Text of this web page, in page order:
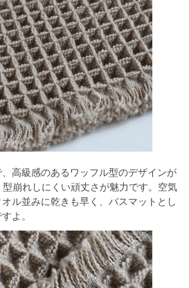
高級感のあるワッフル型のデザインが
崩れしにくい頑丈さが魅力です。空気
ル並みに乾きも早く、バスマットとし
よ。